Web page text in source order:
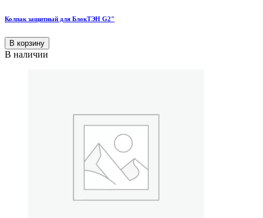
Колпак защитный для БлокТЭН G2"
В корзину
В наличии